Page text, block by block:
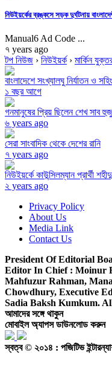
নিউইয়র্কের ব্রঙ্কসে সড়ক দুর্ঘটনায়
Manual6 Ad Code ...
৭ years ago
টপ নিউজ › নিউইয়র্ক › মার্কিন
বাংলাদেশে সংখ্যালঘু নির্যাতন ও
১ বছর আগে
গনমানুষের প্রিয় ছিলেন শেখ সাব
৬ years ago
সেরা সাংবাদিক থেকে দেশের রানি
৭ years ago
নিউইয়র্কে কাউন্সিলম্যান প্রার্থী
২ years ago
Privacy Policy
About Us
Media Link
Contact Us
President Of Editorial
Editor In Chief : Moinur
Mahfuzur Rahman,
Chowdhury, Executive
Sadia Baksh Kumkum.
আমাদের সঙ্গে থাকুন
মোবাইল অ্যাপস ডাউনলোড করুন
স্বত্ব © ২০১৪ : পজিটিভ